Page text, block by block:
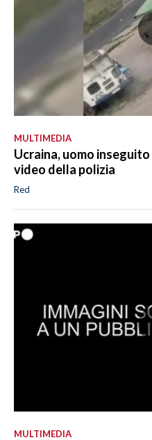
MULTIMEDIA
Ucraina, uomo
video della polizia
Red
MULTIMEDIA